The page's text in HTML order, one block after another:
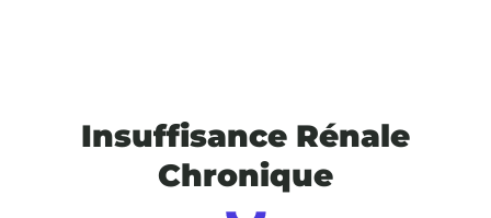
Insuffisance Rénale
Chronique